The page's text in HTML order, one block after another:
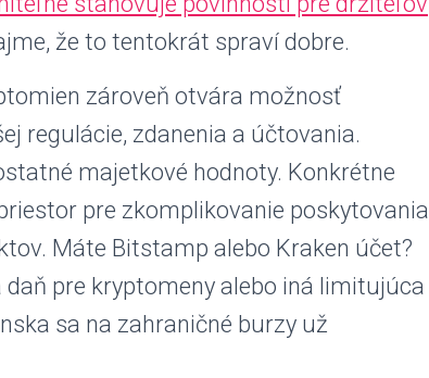
že to tentokrát spraví dobre.
zároveň otvára možnosť
regulácie, zdanenia a účtovania.
majetkové hodnoty. Konkrétne
pre zkomplikovanie poskytovania
Máte Bitstamp alebo Kraken účet?
pre kryptomeny alebo iná limitujúca
sa na zahraničné burzy už